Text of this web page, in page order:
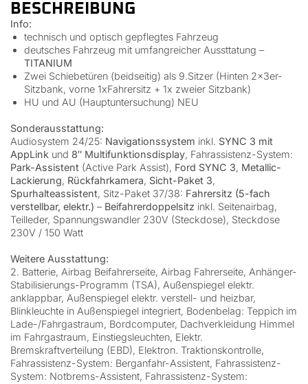
BESCHREIBUNG
Info:
technisch und optisch gepflegtes Fahrzeug
deutsches Fahrzeug mit umfangreicher Aussttatung –
TITANIUM
Zwei Schiebetüren (beidseitig) als 9.Sitzer (Hinten 2x3er-
Sitzbank, vorne 1xFahrersitz + 1x zweier Sitzbank)
HU und AU (Hauptuntersuchung) NEU
Sonderausstattung:
Audiosystem 24/25: Navigationssystem inkl. SYNC 3 mit
AppLink und 8″ Multifunktionsdisplay, Fahrassistenz-System:
Park-Assistent (Active Park Assist), Ford SYNC 3, Metallic-
Lackierung, Rückfahrkamera, Sicht-Paket 3,
Spurhalteassistent, Sitz-Paket 37/38: Fahrersitz (5-fach
verstellbar, elektr.) – Beifahrerdoppelsitz inkl. Seitenairbag,
Teilleder, Spannungswandler 230V (Steckdose), Steckdose
230V / 150 Watt
Weitere Ausstattung:
2. Batterie, Airbag Beifahrerseite, Airbag Fahrerseite, Anhänger-
Stabilisierungs-Programm (TSA), Außenspiegel elektr.
anklappbar, Außenspiegel elektr. verstell- und heizbar,
Blinkleuchte in Außenspiegel integriert, Bodenbelag: Teppich im
Lade-/Fahrgastraum, Bordcomputer, Dachverkleidung Himmel
im Fahrgastraum, Einstiegsleuchten, Elektr.
Bremskraftverteilung (EBD), Elektron. Traktionskontrolle,
Fahrassistenz-System: Berganfahr-Assistent, Fahrassistenz-
System: Notbrems-Assistent, Fahrassistenz-System: